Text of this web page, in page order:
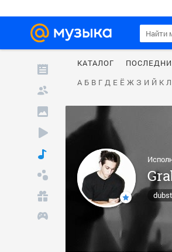
КАТАЛОГ
А Б В Г Д Е Ё Ж З И Й К Л